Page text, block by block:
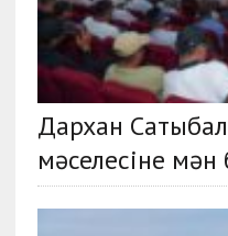
Дархан
мәселесіне мән